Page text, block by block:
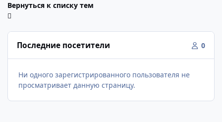
Вернуться к списку тем
Последние посетители 0
Ни одного зарегистрированного пользователя не
просматривает данную страницу.